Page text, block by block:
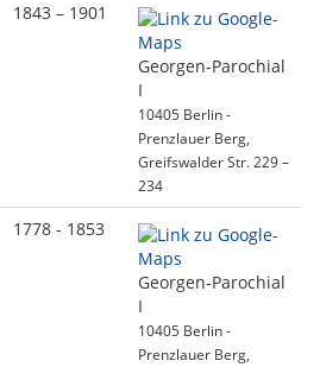
1843 – 1901
Georgen-Parochial
I
10405 Berlin -
Prenzlauer Berg,
Greifswalder Str. 229 –
234
1778 - 1853
Georgen-Parochial
I
10405 Berlin -
Prenzlauer Berg,